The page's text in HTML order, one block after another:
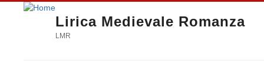
Lirica Medievale Romanza
LMR